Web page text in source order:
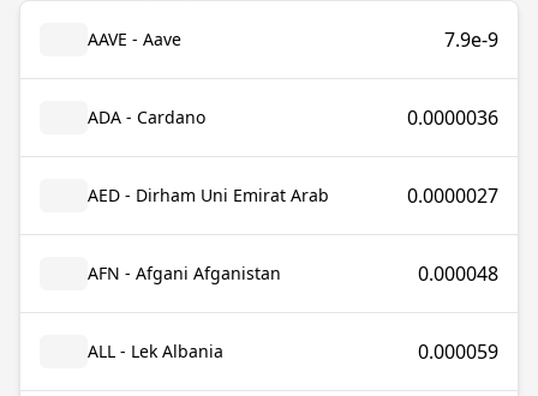
AAVE - Aave 7.9e-9
ADA - Cardano 0.0000036
AED - Dirham Uni Emirat Arab 0.0000027
AFN - Afgani Afganistan 0.000048
ALL - Lek Albania 0.000059